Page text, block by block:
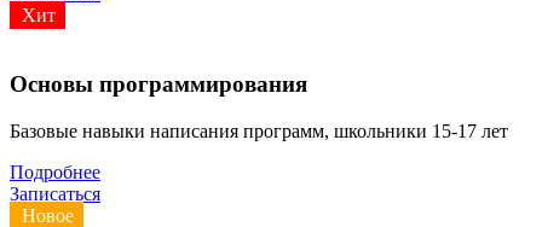
Хит
Основы программирования
Базовые навыки написания программ, школьники 15-17 лет
Подробнее
Записаться
Новое